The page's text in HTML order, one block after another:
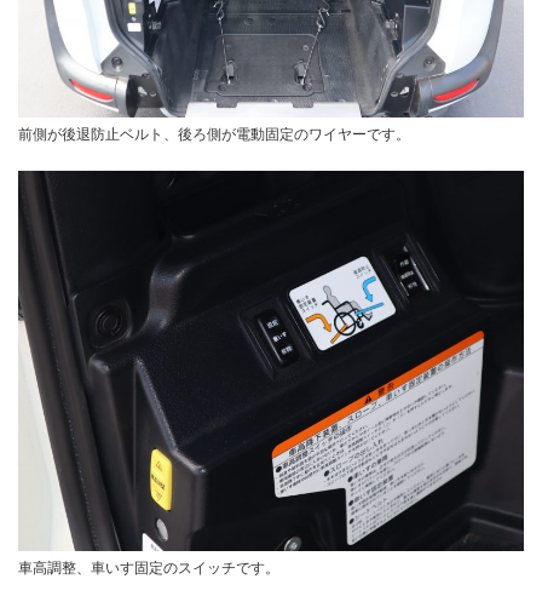
前側が後退防止ベルト、後ろ側が電動固定のワイヤーです。
車高調整、車いす固定のスイッチです。